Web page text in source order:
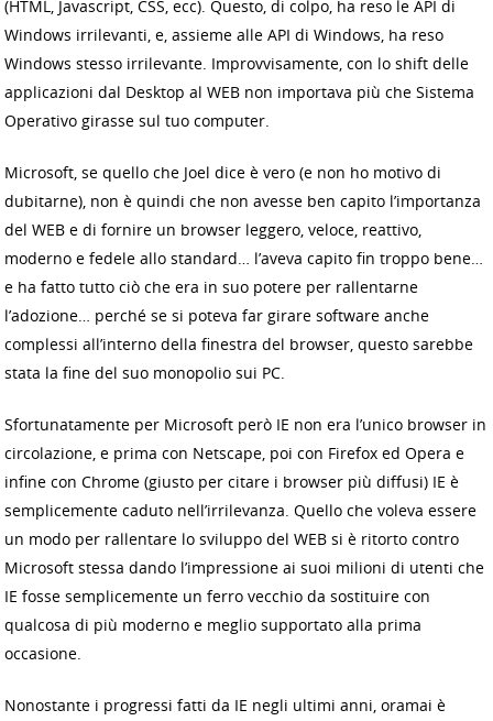
(HTML, Javascript, CSS, ecc). Questo, di colpo, ha reso le API di
Windows irrilevanti, e, assieme alle API di Windows, ha reso
Windows stesso irrilevante. Improvvisamente, con lo shift delle
applicazioni dal Desktop al WEB non importava più che Sistema
Operativo girasse sul tuo computer.
Microsoft, se quello che Joel dice è vero (e non ho motivo di
dubitarne), non è quindi che non avesse ben capito l’importanza
del WEB e di fornire un browser leggero, veloce, reattivo,
moderno e fedele allo standard… l’aveva capito fin troppo bene…
e ha fatto tutto ciò che era in suo potere per rallentarne
l’adozione… perché se si poteva far girare software anche
complessi all’interno della finestra del browser, questo sarebbe
stata la fine del suo monopolio sui PC.
Sfortunatamente per Microsoft però IE non era l’unico browser in
circolazione, e prima con Netscape, poi con Firefox ed Opera e
infine con Chrome (giusto per citare i browser più diffusi) IE è
semplicemente caduto nell’irrilevanza. Quello che voleva essere
un modo per rallentare lo sviluppo del WEB si è ritorto contro
Microsoft stessa dando l’impressione ai suoi milioni di utenti che
IE fosse semplicemente un ferro vecchio da sostituire con
qualcosa di più moderno e meglio supportato alla prima
occasione.
Nonostante i progressi fatti da IE negli ultimi anni, oramai è